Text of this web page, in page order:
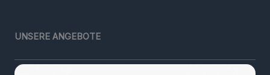
UNSERE ANGEBOTE